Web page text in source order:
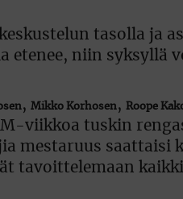
tasolla ja
etenee, niin syksyllä
, Mikko Korhosen, Roope
viikkoa tuskin
mestaruus saattaisi
tavoittelemaan